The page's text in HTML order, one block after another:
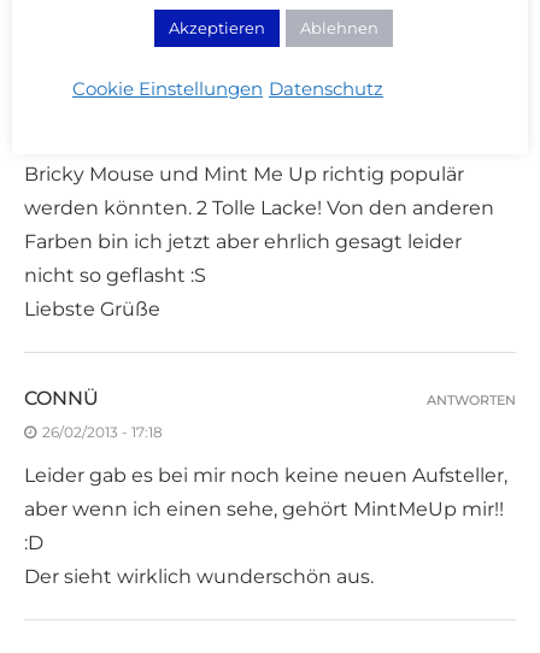
26/02/2013 - 17:15
Bricky Mouse und Mint Me Up richtig populär
werden könnten. 2 Tolle Lacke! Von den anderen
Farben bin ich jetzt aber ehrlich gesagt leider
nicht so geflasht :S
Liebste Grüße
CONNÜ
26/02/2013 - 17:18
Leider gab es bei mir noch keine neuen Aufsteller,
aber wenn ich einen sehe, gehört MintMeUp mir!!
:D
Der sieht wirklich wunderschön aus.
ANTWORTEN
Akzeptieren Ablehnen
Cookie Einstellungen Datenschutz